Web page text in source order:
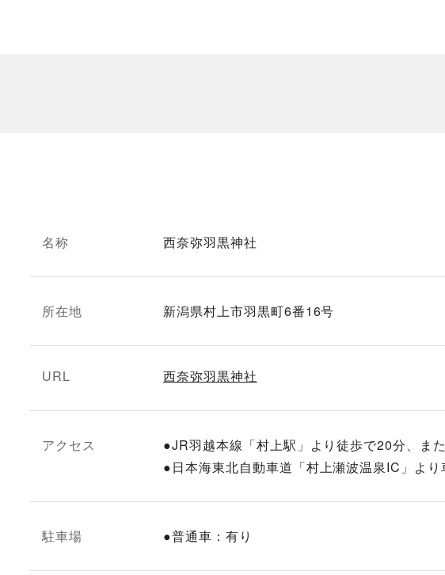
名称 西奈弥羽黒神社
所在地 新潟県村上市羽黒町6番16号
URL 西奈弥羽黒神社
アクセス
●JR羽越本線「村上駅」より徒歩で20分、ま
●日本海東北自動車道「村上瀬波温泉IC」より
駐車場 ●普通車：有り